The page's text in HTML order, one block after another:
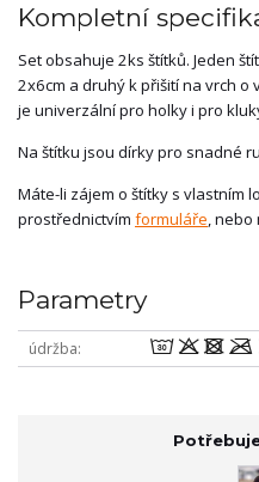
Kompletní
Set obsahuje 2ks štítků. Jeden
2x6cm a druhý k přišití na vrch o
je univerzální pro holky i pro
Na štítku jsou dírky pro snadné
Máte-li zájem o štítky s vlastním
prostřednictvím formuláře, nebo
Parametry
údržba